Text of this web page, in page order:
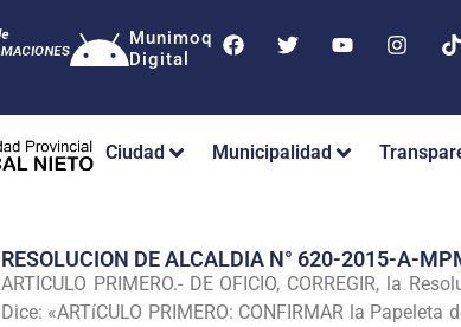
Munimoq
Digital
Ciudad Municipalidad
RESOLUCION DE ALCALDIA N° 620-2015-A-
ARTICULO PRIMERO.- DE OFICIO, CORREGIR, la
Dice: «ARTíCULO PRIMERO: CONFIRMAR la